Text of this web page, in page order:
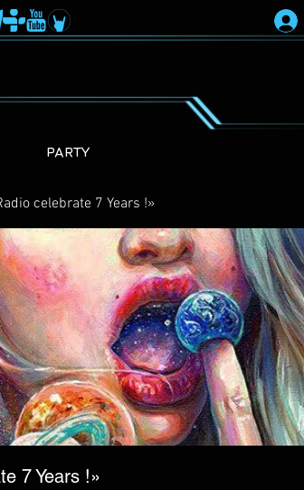
PARTY
сelebrate 7 Years !»
7 Years !»